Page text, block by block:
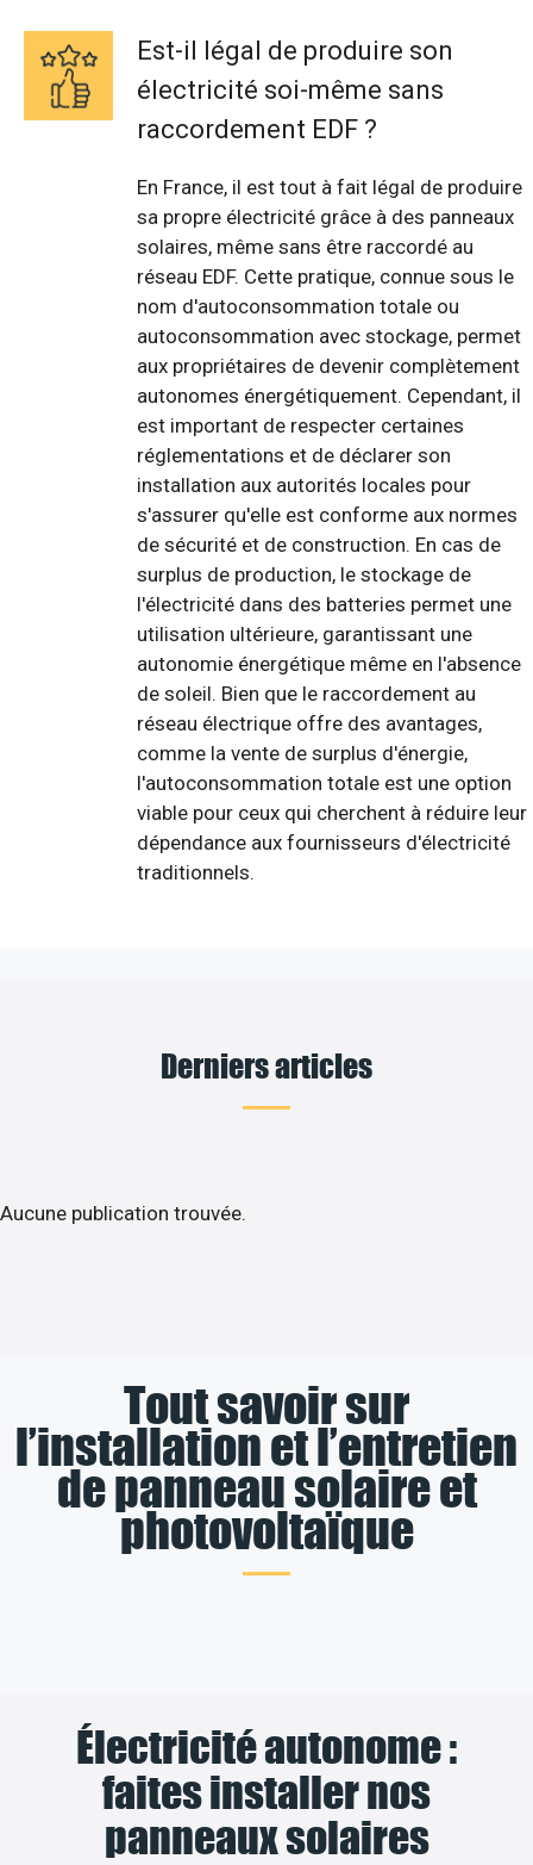
Est-il légal de produire son
électricité soi-même sans
raccordement EDF ?
En France, il est tout à fait légal de produire
sa propre électricité grâce à des panneaux
solaires, même sans être raccordé au
réseau EDF. Cette pratique, connue sous le
nom d'autoconsommation totale ou
autoconsommation avec stockage, permet
aux propriétaires de devenir complètement
autonomes énergétiquement. Cependant, il
est important de respecter certaines
réglementations et de déclarer son
installation aux autorités locales pour
s'assurer qu'elle est conforme aux normes
de sécurité et de construction. En cas de
surplus de production, le stockage de
l'électricité dans des batteries permet une
utilisation ultérieure, garantissant une
autonomie énergétique même en l'absence
de soleil. Bien que le raccordement au
réseau électrique offre des avantages,
comme la vente de surplus d'énergie,
l'autoconsommation totale est une option
viable pour ceux qui cherchent à réduire leur
dépendance aux fournisseurs d'électricité
traditionnels.
Derniers articles
Aucune publication trouvée.
Tout savoir sur
l’installation et l’entretien
de panneau solaire et
photovoltaïque
Électricité autonome :
faites installer nos
panneaux solaires